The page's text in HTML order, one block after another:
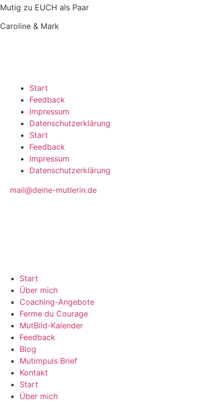
Mutig zu EUCH als Paar
Caroline & Mark
Start
Feedback
Impressum
Datenschutzerklärung
Start
Feedback
Impressum
Datenschutzerklärung
mail@deine-mutlerin.de
Start
Über mich
Coaching-Angebote
Ferme du Courage
MutBild-Kalender
Feedback
Blog
Mutimpuls Brief
Kontakt
Start
Über mich